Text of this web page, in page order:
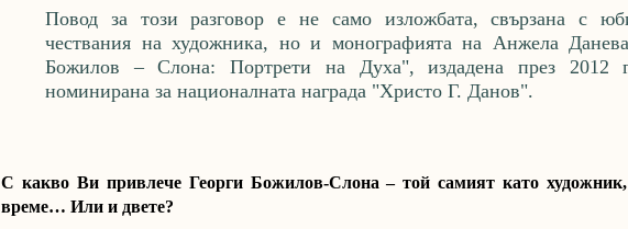
Повод за този разговор е не само изложбата, свързана с
чествания на художника, но и монографията на Анжела
Божилов – Слона: Портрети на Духа", издадена през 2012
номинирана за националната награда "Христо Г. Данов".
С какво Ви привлече Георги Божилов-Слона – той самият като художник,
време… Или и двете?